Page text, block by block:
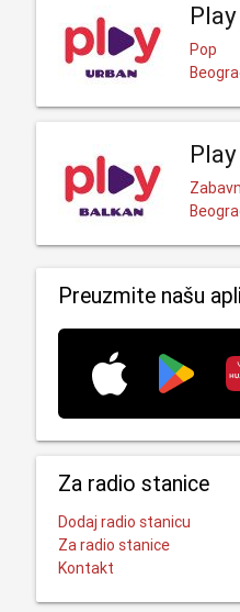
Pop
Preuzmite našu
Za radio stanice
Dodaj radio stanicu
Za radio stanice
Kontakt